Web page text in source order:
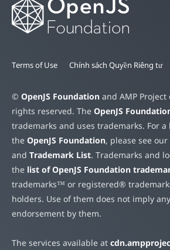
Terms of Use Chính sách Quyền Riêng tư
© OpenJS Foundation and AMP
rights reserved. The OpenJS
trademarks and uses trademarks. For
the OpenJS Foundation, please see our
and Trademark List. Trademarks and
the list of OpenJS Foundation
trademarks™ or registered®
holders. Use of them does not imply
endorsement by them.
The services available at